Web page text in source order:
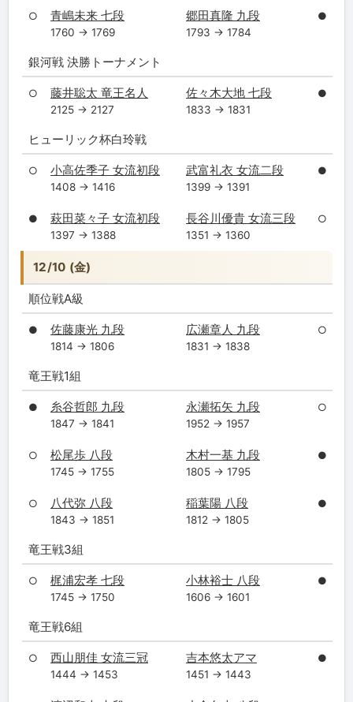
○ 青嶋未来 七段
1760 → 1769
郷田真隆 九段
1793 → 1784
●
銀河戦 決勝トーナメント
○ 藤井聡太 竜王名人
2125 → 2127
佐々木大地 七段
1833 → 1831
●
ヒューリック杯白玲戦
○ 小高佐季子 女流初段
1408 → 1416
武富礼衣 女流二段
1399 → 1391
●
● 萩田菜々子 女流初段
1397 → 1388
長谷川優貴 女流三段
1351 → 1360
○
12/10 (金)
順位戦A級
● 佐藤康光 九段
1814 → 1806
広瀬章人 九段
1831 → 1838
○
竜王戦1組
● 糸谷哲郎 九段
1847 → 1841
永瀬拓矢 九段
1952 → 1957
○
○ 松尾歩 八段
1745 → 1755
木村一基 九段
1805 → 1795
●
○ 八代弥 八段
1843 → 1851
稲葉陽 八段
1812 → 1805
●
竜王戦3組
○ 梶浦宏孝 七段
1745 → 1750
小林裕士 八段
1606 → 1601
●
竜王戦6組
○ 西山朋佳 女流三冠
1444 → 1453
吉本悠太アマ
1451 → 1443
●